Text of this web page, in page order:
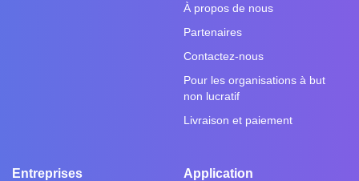
À propos de nous
Partenaires
Contactez-nous
Pour les organisations à but
non lucratif
Livraison et paiement
Entreprises Application